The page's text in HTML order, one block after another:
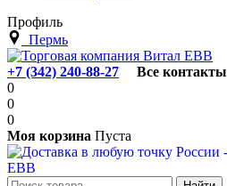
Профиль
Пермь
+7 (342) 240-88-27 Все контакты
0
0
0
Моя корзина Пуста